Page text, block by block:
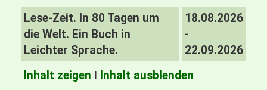
Lese-Zeit. In 80 Tagen um
die Welt. Ein Buch in
Leichter Sprache.
18.08.2026
-
22.09.2026
Inhalt zeigen I Inhalt ausblenden